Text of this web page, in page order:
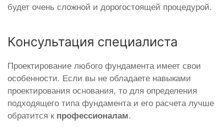
будет очень сложной и дорогостоящей процедурой.
Консультация специалиста
Проектирование любого фундамента имеет свои
особенности. Если вы не обладаете навыками
проектирования основания, то для определения
подходящего типа фундамента и его расчета лучше
обратится к профессионалам.